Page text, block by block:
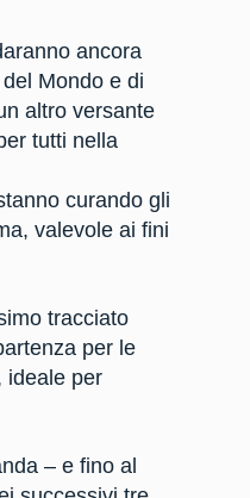
ancora
Mondo e di
altro versante
tutti nella
curando gli
valevole ai fini
tracciato
per le
ideale per
– e fino al